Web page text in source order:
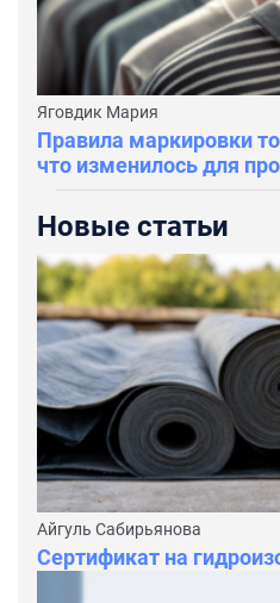
Яговдик Мария
Правила маркировки
что изменилось для
Новые статьи
Айгуль Сабирьянова
Сертификат на